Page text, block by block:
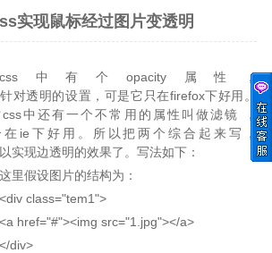
实现鼠标经过图片变透明
css中有个opacity属性，
对透明的设置，可是它只在firefox下好用。
css中还有一个不常用的属性叫做滤镜 ，
在ie下好用。所以把两个综合起来写，
实现边透明的效果了。写法如下：
这里假设图片的结构为：
<div class="tem1">
<a href="#"><img src="1.jpg"></a>
</div>